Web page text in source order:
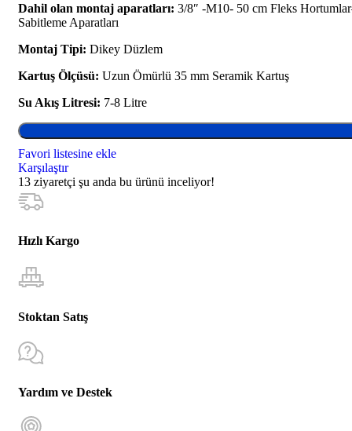
Dahil olan montaj aparatları: 3/8″ -M10- 50 cm Fleks
Sabitleme Aparatları
Montaj Tipi: Dikey Düzlem
Kartuş Ölçüsü: Uzun Ömürlü 35 mm Seramik Kartuş
Su Akış Litresi: 7-8 Litre
Favori listesine ekle
Karşılaştır
13 ziyaretçi şu anda bu ürünü inceliyor!
Hızlı Kargo
Stoktan Satış
Yardım ve Destek